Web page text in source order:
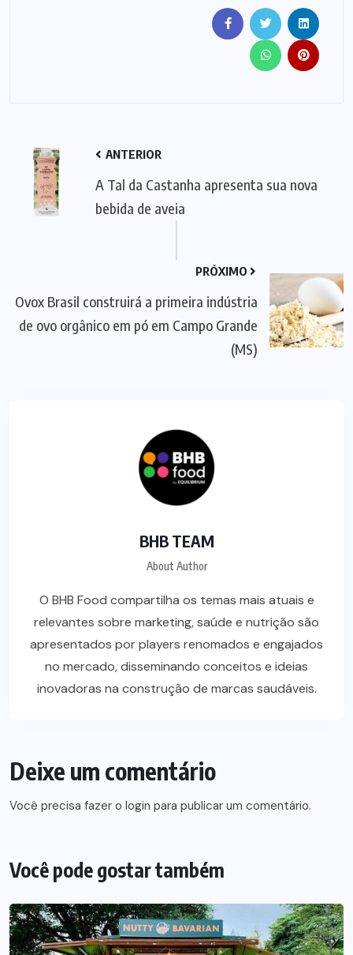
ANTERIOR
A Tal da Castanha apresenta sua nova
bebida de aveia
PRÓXIMO
Ovox Brasil construirá a primeira indústria
de ovo orgânico em pó em Campo Grande
(MS)
BHB TEAM
About Author
O BHB Food compartilha os temas mais atuais e
relevantes sobre marketing, saúde e nutrição são
apresentados por players renomados e engajados
no mercado, disseminando conceitos e ideias
inovadoras na construção de marcas saudáveis.
Deixe um comentário
Você precisa fazer o login para publicar um comentário.
Você pode gostar também